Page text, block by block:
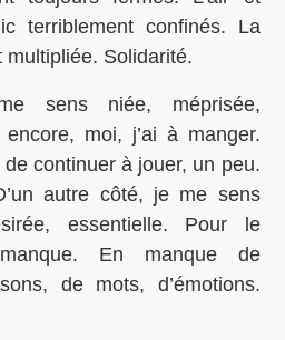
terriblement confinés. La
multipliée. Solidarité.
sens niée, méprisée,
moi, j’ai à manger.
de continuer à jouer, un peu.
autre côté, je me sens
essentielle. Pour le
En manque de
de mots, d’émotions.